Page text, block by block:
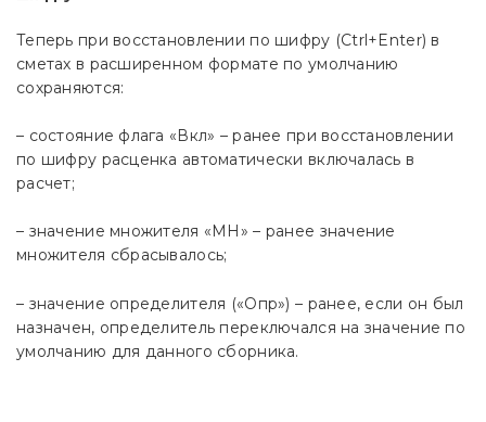
Теперь при восстановлении по шифру (Ctrl+Enter) в
сметах в расширенном формате по умолчанию
сохраняются:
– состояние флага «Вкл» – ранее при восстановлении
по шифру расценка автоматически включалась в
расчет;
– значение множителя «МН» – ранее значение
множителя сбрасывалось;
– значение определителя («Опр») – ранее, если он был
назначен, определитель переключался на значение по
умолчанию для данного сборника.